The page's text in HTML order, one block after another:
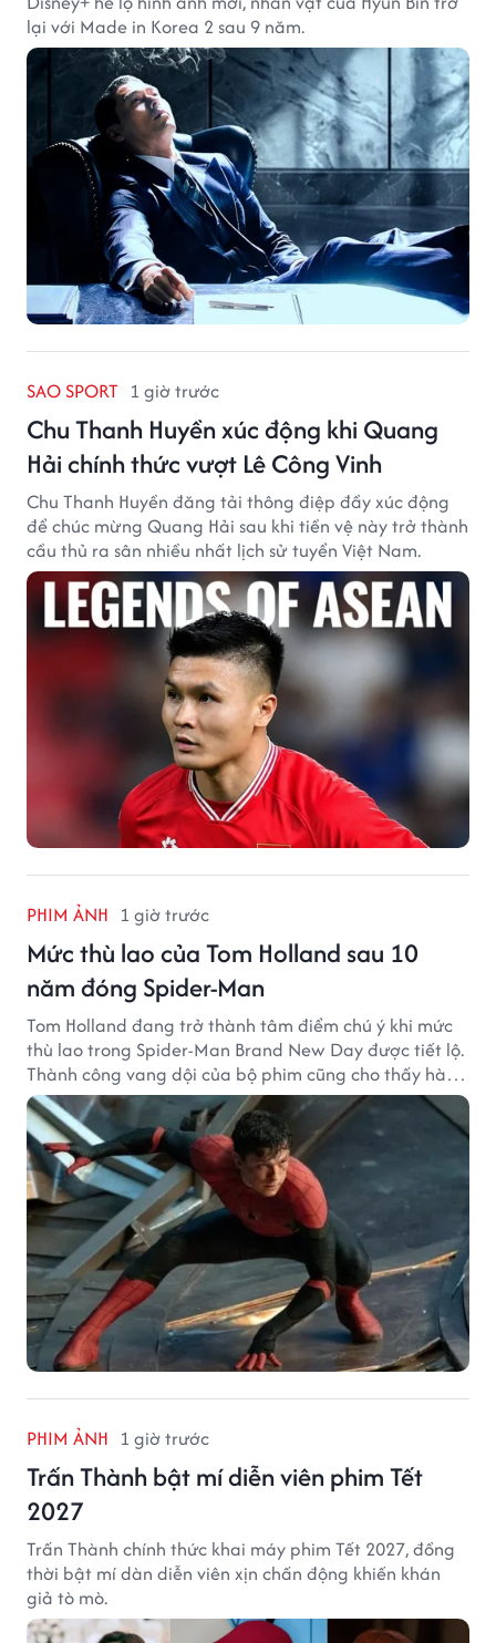
lại với Made in Korea 2 sau 9 năm.
SAO SPORT 1 giờ trước
Chu Thanh Huyền xúc động khi Quang
Hải chính thức vượt Lê Công Vinh
Chu Thanh Huyền đăng tải thông điệp đầy xúc động
để chúc mừng Quang Hải sau khi tiền vệ này trở thành
cầu thủ ra sân nhiều nhất lịch sử tuyển Việt Nam.
PHIM ẢNH 1 giờ trước
Mức thù lao của Tom Holland sau 10
năm đóng Spider-Man
Tom Holland đang trở thành tâm điểm chú ý khi mức
thù lao trong Spider-Man Brand New Day được tiết lộ.
Thành công vang dội của bộ phim cũng cho thấy hành
trình thăng hạng đáng chú ý của nam diễn viên sau
một thập kỷ gắn bó với vai Người Nhện.
PHIM ẢNH 1 giờ trước
Trấn Thành bật mí diễn viên phim Tết
2027
Trấn Thành chính thức khai máy phim Tết 2027, đồng
thời bật mí dàn diễn viên xịn chấn động khiến khán
giả tò mò.